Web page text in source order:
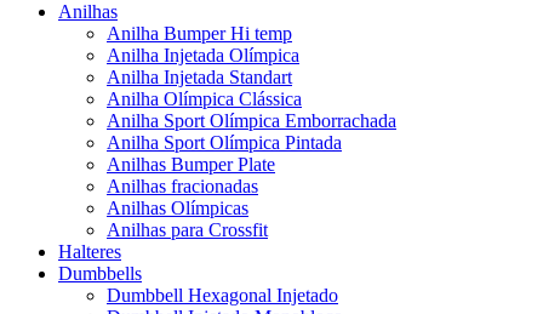
Anilhas
Anilha Bumper Hi temp
Anilha Injetada Olímpica
Anilha Injetada Standart
Anilha Olímpica Clássica
Anilha Sport Olímpica Emborrachada
Anilha Sport Olímpica Pintada
Anilhas Bumper Plate
Anilhas fracionadas
Anilhas Olímpicas
Anilhas para Crossfit
Halteres
Dumbbells
Dumbbell Hexagonal Injetado